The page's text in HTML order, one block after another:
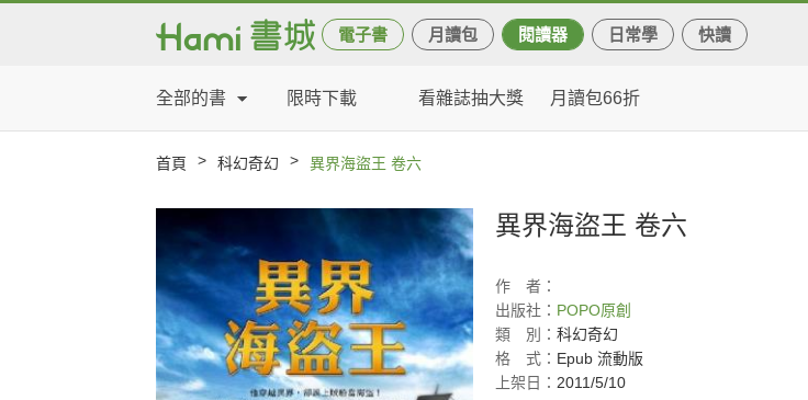
電子書 月讀包 閱讀器 日常學 快讀
全部的書 限時下載 看雜誌抽大獎 月讀包66折
首頁 > 科幻奇幻 > 異界海盜王 卷六
異界海盜王 卷六
作
者：
出版社： POPO原創
類
別： 科幻奇幻
格
式： Epub 流動版
上架日： 2011/5/10